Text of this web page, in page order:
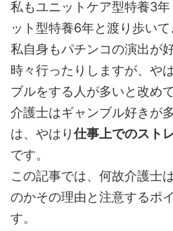
私もユニットケア型特養3
ット型特養6年と渡り歩いて
私自身もパチンコの演出が
時々行ったりしますが、や
ブルをする人が多いと改め
介護士はギャンブル好きが
は、やはり仕事上でのスト
です。
この記事では、何故介護士
のかその理由と注意するポ
す。